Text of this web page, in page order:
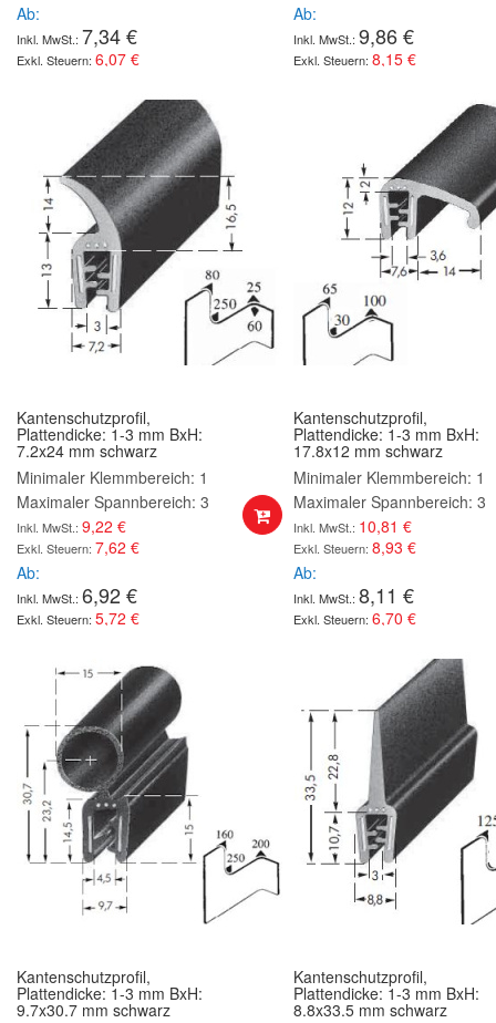
Ab
7,34 €
6,07 €
Ab
9,86 €
8,15 €
Kantenschutzprofil,
Plattendicke: 1-3 mm BxH:
7.2x24 mm schwarz
Minimaler Klemmbereich: 1
Maximaler Spannbereich: 3
9,22 €
7,62 €
Ab
6,92 €
5,72 €
Kantenschutzprofil,
Plattendicke: 1-3 mm BxH:
17.8x12 mm schwarz
Minimaler Klemmbereich: 1
Maximaler Spannbereich: 3
10,81 €
8,93 €
Ab
8,11 €
6,70 €
Kantenschutzprofil,
Plattendicke: 1-3 mm BxH:
9.7x30.7 mm schwarz
Kantenschutzprofil,
Plattendicke: 1-3 mm BxH:
8.8x33.5 mm schwarz